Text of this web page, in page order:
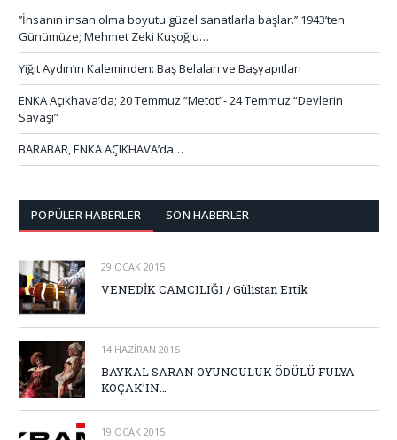
‘’İnsanın insan olma boyutu güzel sanatlarla başlar.’’ 1943’ten
Günümüze; Mehmet Zeki Kuşoğlu…
Yiğit Aydın’ın Kaleminden: Baş Belaları ve Başyapıtları
ENKA Açıkhava’da; 20 Temmuz “Metot”- 24 Temmuz “Devlerin
Savaşı”
BARABAR, ENKA AÇIKHAVA’da…
POPÜLER HABERLER SON HABERLER
29 OCAK 2015
VENEDİK CAMCILIĞI / Gülistan Ertik
14 HAZIRAN 2015
BAYKAL SARAN OYUNCULUK ÖDÜLÜ FULYA
KOÇAK’IN…
19 OCAK 2015